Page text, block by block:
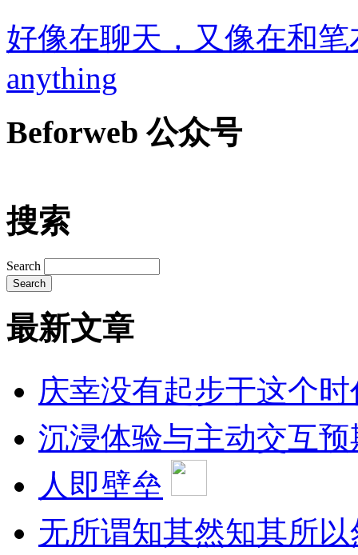
好像在聊天，又像在和笔
anything
Beforweb 公众号
搜索
Search
最新文章
庆幸没有起步于这个时
沉浸体验与主动交互预
人即壁垒
无所谓知其然知其所以